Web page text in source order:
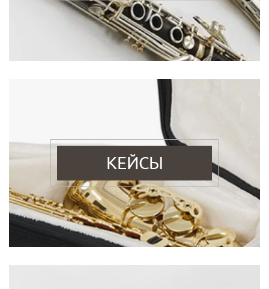
КЕЙСЫ